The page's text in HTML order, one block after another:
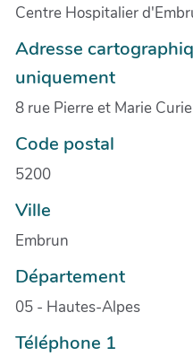
Centre Hospitalier
Adresse
uniquement
8 rue Pierre et Marie Curie
Code postal
5200
Ville
Embrun
Département
05 - Hautes-Alpes
Téléphone 1